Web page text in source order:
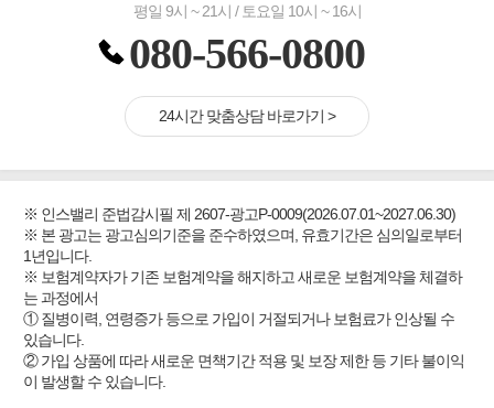
평일 9시 ~ 21시 / 토요일 10시 ~ 16시
080-566-0800
24시간 맞춤상담 바로가기 >
※ 인스밸리 준법감시필 제 2607-광고P-0009(2026.07.01~2027.06.30)
※ 본 광고는 광고심의기준을 준수하였으며, 유효기간은 심의일로부터
1년입니다.
※ 보험계약자가 기존 보험계약을 해지하고 새로운 보험계약을 체결하
는 과정에서
① 질병이력, 연령증가 등으로 가입이 거절되거나 보험료가 인상될 수
있습니다.
② 가입 상품에 따라 새로운 면책기간 적용 및 보장 제한 등 기타 불이익
이 발생할 수 있습니다.